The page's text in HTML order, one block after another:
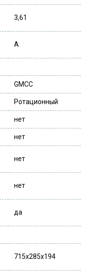
3,61
A
GMCC
Ротационный
нет
нет
нет
нет
да
715x285x194